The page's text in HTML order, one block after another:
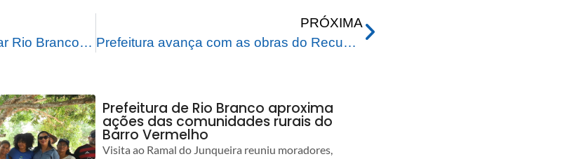
Prefeitura trabalha para tornar Rio Branco a cidade mais limpa da região Norte
PRÓXIMA
Prefeitura avança com as obras do Recupera Rio Branco no bairro Aeroporto Velho
Prefeitura de Rio Branco aproxima
ações das comunidades rurais do
Barro Vermelho
Visita ao Ramal do Junqueira reuniu moradores,